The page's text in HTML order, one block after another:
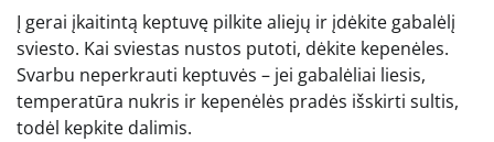
Į gerai įkaitintą keptuvę pilkite aliejų ir įdėkite gabalėlį
sviesto. Kai sviestas nustos putoti, dėkite kepenėles.
Svarbu neperkrauti keptuvės – jei gabalėliai liesis,
temperatūra nukris ir kepenėlės pradės išskirti sultis,
todėl kepkite dalimis.